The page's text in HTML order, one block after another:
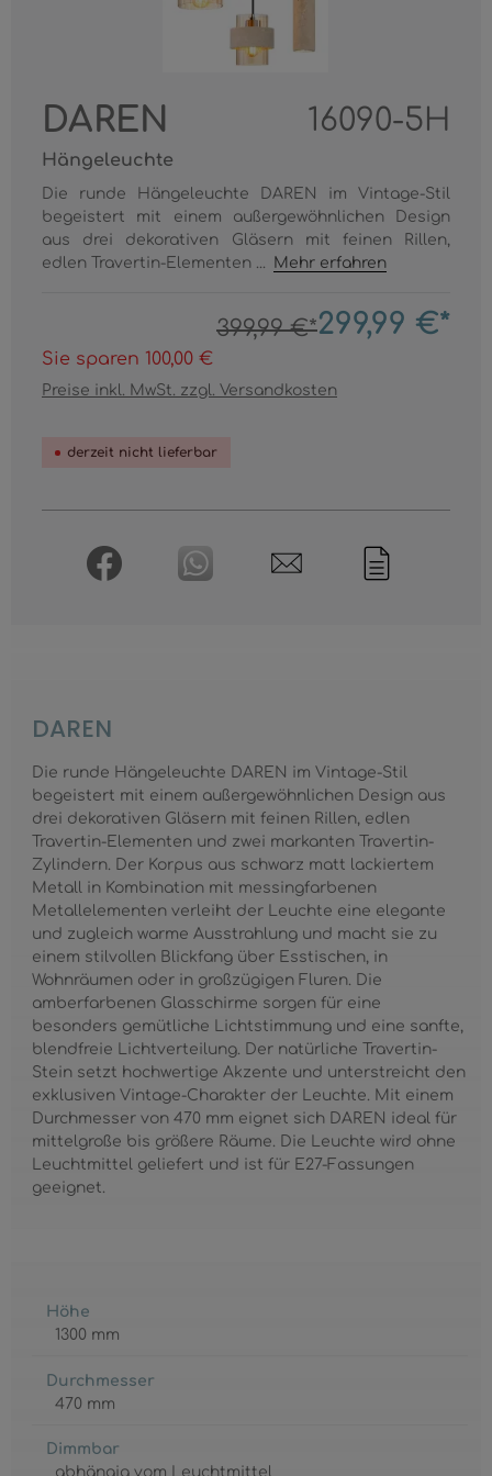
DAREN 16090-5H
Hängeleuchte
Die runde Hängeleuchte DAREN im Vintage-Stil
begeistert mit einem außergewöhnlichen Design
aus drei dekorativen Gläsern mit feinen Rillen,
edlen Travertin-Elementen ...
Mehr erfahren
399,99 €*299,99 €*
Sie sparen 100,00 €
Preise inkl. MwSt. zzgl. Versandkosten
derzeit nicht lieferbar
DAREN
Die runde Hängeleuchte DAREN im Vintage-Stil
begeistert mit einem außergewöhnlichen Design aus
drei dekorativen Gläsern mit feinen Rillen, edlen
Travertin-Elementen und zwei markanten Travertin-
Zylindern. Der Korpus aus schwarz matt lackiertem
Metall in Kombination mit messingfarbenen
Metallelementen verleiht der Leuchte eine elegante
und zugleich warme Ausstrahlung und macht sie zu
einem stilvollen Blickfang über Esstischen, in
Wohnräumen oder in großzügigen Fluren. Die
amberfarbenen Glasschirme sorgen für eine
besonders gemütliche Lichtstimmung und eine sanfte,
blendfreie Lichtverteilung. Der natürliche Travertin-
Stein setzt hochwertige Akzente und unterstreicht den
exklusiven Vintage-Charakter der Leuchte. Mit einem
Durchmesser von 470 mm eignet sich DAREN ideal für
mittelgroße bis größere Räume. Die Leuchte wird ohne
Leuchtmittel geliefert und ist für E27-Fassungen
geeignet.
Höhe
1300 mm
Durchmesser
470 mm
Dimmbar
abhängig vom Leuchtmittel